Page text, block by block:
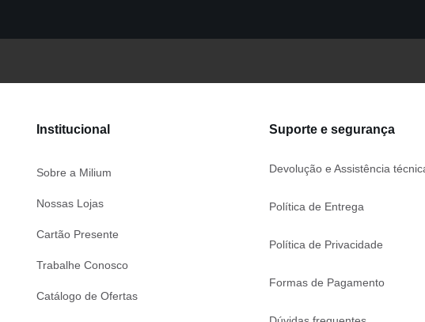
Institucional
Sobre a Milium
Nossas Lojas
Cartão Presente
Trabalhe Conosco
Catálogo de Ofertas
Suporte e segurança
Devolução e Assistência
Política de Entrega
Política de Privacidade
Formas de Pagamento